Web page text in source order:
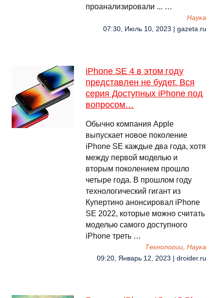
проанализировали ... …
Наука
07:30, Июль 10, 2023 | gazeta.ru
iPhone SE 4 в этом году
представлен не будет. Вся
серия Доступных iPhone под
вопросом…
Обычно компания Apple
выпускает новое поколение
iPhone SE каждые два года, хотя
между первой моделью и
вторым поколением прошло
четыре года. В прошлом году
технологический гигант из
Купертино анонсировал iPhone
SE 2022, которые можно считать
моделью самого доступного
iPhone треть …
Технологии, Наука
09:20, Январь 12, 2023 | droider.ru